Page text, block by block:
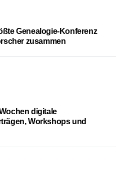
Genealogie-Konferenz
zusammen
digitale
Workshops und